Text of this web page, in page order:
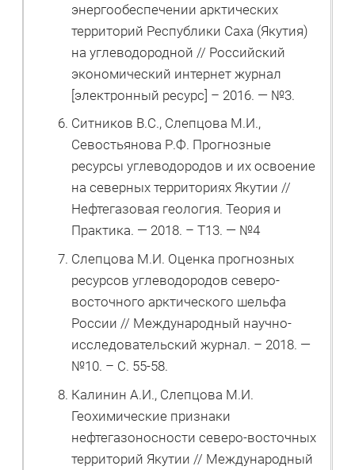
энергообеспечении арктических
территорий Республики Саха (Якутия)
на углеводородной // Российский
экономический интернет журнал
[электронный ресурс] – 2016. — №3.
Ситников В.С., Слепцова М.И.,
Севостьянова Р.Ф. Прогнозные
ресурсы углеводородов и их освоение
на северных территориях Якутии //
Нефтегазовая геология. Теория и
Практика. — 2018. – Т13. — №4
Слепцова М.И. Оценка прогнозных
ресурсов углеводородов северо-
восточного арктического шельфа
России // Международный научно-
исследовательский журнал. – 2018. —
№10. – С. 55-58.
Калинин А.И., Слепцова М.И.
Геохимические признаки
нефтегазоносности северо-восточных
территорий Якутии // Международный